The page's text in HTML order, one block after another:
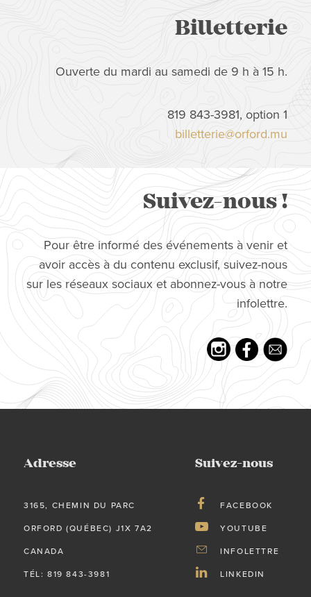
Billetterie
Ouverte du mardi au samedi de 9 h à 15 h.
819 843-3981, option 1
billetterie@orford.mu
Suivez-nous !
Pour être informé des événements à venir et
avoir accès à du contenu exclusif, suivez-nous
sur les réseaux sociaux et abonnez-vous à notre
infolettre.
Adresse
3165, CHEMIN DU PARC
ORFORD (QUÉBEC) J1X 7A2
CANADA
TÉL: 819 843-3981
Suivez-nous
FACEBOOK
YOUTUBE
INFOLETTRE
LINKEDIN